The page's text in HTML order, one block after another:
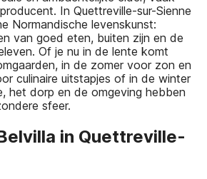
In Quettreville-sur-Sienne
Normandische levenskunst:
van goed eten, buiten zijn en de
Of je nu in de lente komt
in de zomer voor zon en
culinaire uitstapjes of in de winter
het dorp en de omgeving hebben
sfeer.
in Quettreville-